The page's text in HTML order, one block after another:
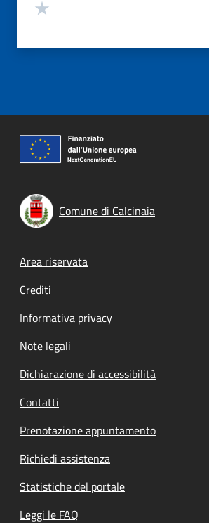
Comune di Calcinaia
Footer menu
Area riservata
Crediti
Informativa privacy
Note legali
Dichiarazione di accessibilità
Contatti
Prenotazione appuntamento
Richiedi assistenza
Statistiche del portale
Leggi le FAQ